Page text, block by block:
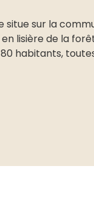
situe sur la
lisière de la
habitants,